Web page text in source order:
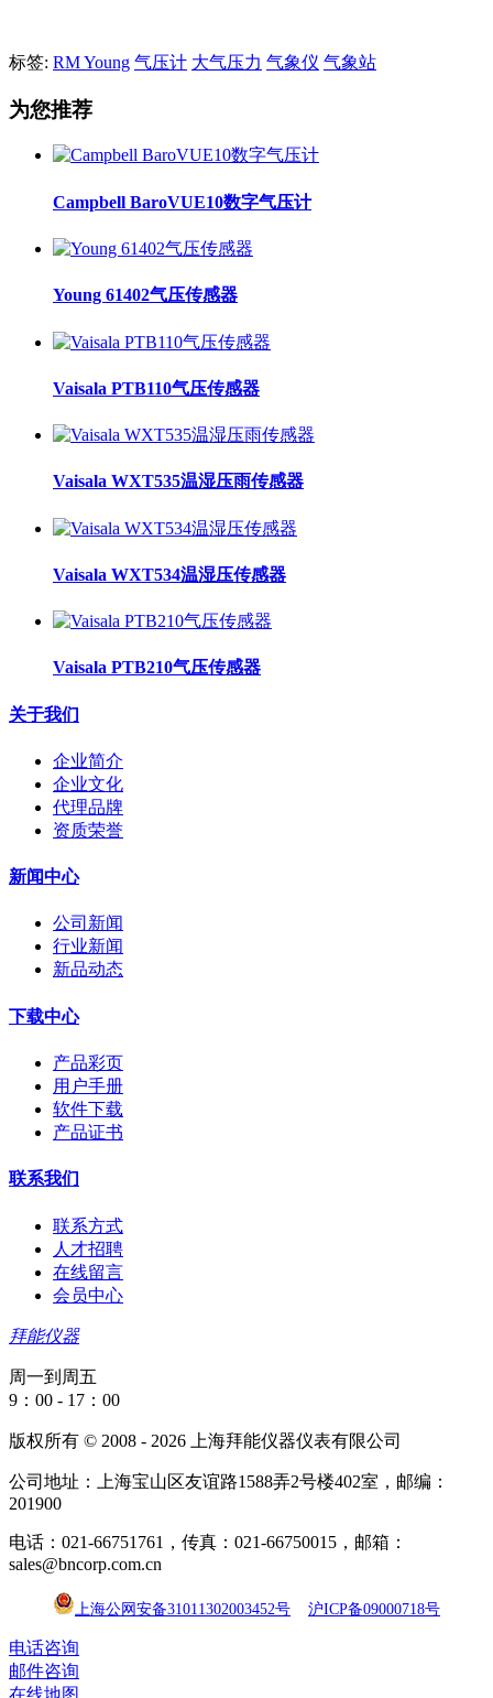
标签: RM Young 气压计 大气压力 气象仪 气象站
为您推荐
Campbell BaroVUE10数字气压计
Young 61402气压传感器
Vaisala PTB110气压传感器
Vaisala WXT535温湿压雨传感器
Vaisala WXT534温湿压传感器
Vaisala PTB210气压传感器
关于我们
企业简介
企业文化
代理品牌
资质荣誉
新闻中心
公司新闻
行业新闻
新品动态
下载中心
产品彩页
用户手册
软件下载
产品证书
联系我们
联系方式
人才招聘
在线留言
会员中心
拜能仪器
周一到周五
9：00 - 17：00
版权所有 © 2008 - 2026 上海拜能仪器仪表有限公司
公司地址：上海宝山区友谊路1588弄2号楼402室，邮编：
201900
电话：021-66751761，传真：021-66750015，邮箱：
sales@bncorp.com.cn
上海公网安备31011302003452号 沪ICP备09000718号
电话咨询
邮件咨询
在线地图